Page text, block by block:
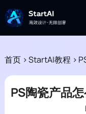
首页 > StartAI教程 >
PS陶瓷产品